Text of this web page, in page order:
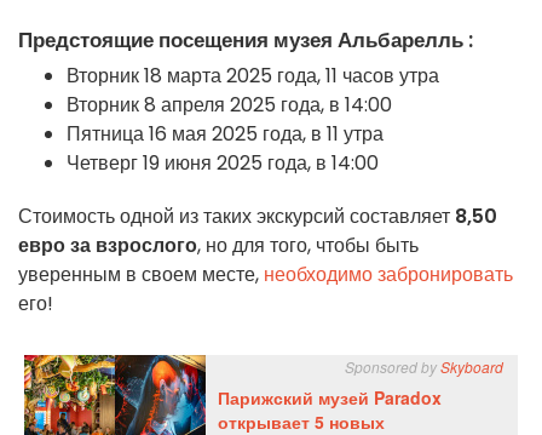
Предстоящие посещения музея Альбарелль :
Вторник 18 марта 2025 года, 11 часов утра
Вторник 8 апреля 2025 года, в 14:00
Пятница 16 мая 2025 года, в 11 утра
Четверг 19 июня 2025 года, в 14:00
Стоимость одной из таких экскурсий составляет 8,50
евро за взрослого, но для того, чтобы быть
уверенным в своем месте, необходимо забронировать
его!